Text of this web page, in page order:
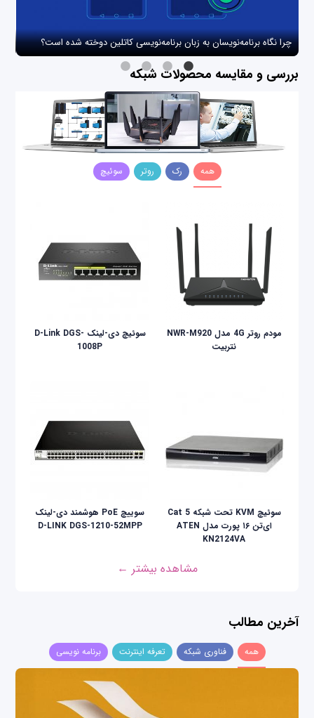
چرا نگاه برنامه‌نویسان به زبان برنامه‌نویسی کاتلین دوخته شده است؟
بررسی و مقایسه محصولات شبکه
همه رک روتر سوئیچ
مودم روتر 4G مدل NWR-M920
نتربیت
سوئیچ دی-لینک D-Link DGS-
1008P
سوئیچ KVM تحت شبکه Cat 5
ای‌تن ۱۶ پورت مدل ATEN
KN2124VA
سوییچ PoE هوشمند دی-لینک
D-LINK DGS-1210-52MPP
مشاهده بیشتر ←
آخرین مطالب
همه فناوری شبکه تعرفه اینترنت برنامه نویسی